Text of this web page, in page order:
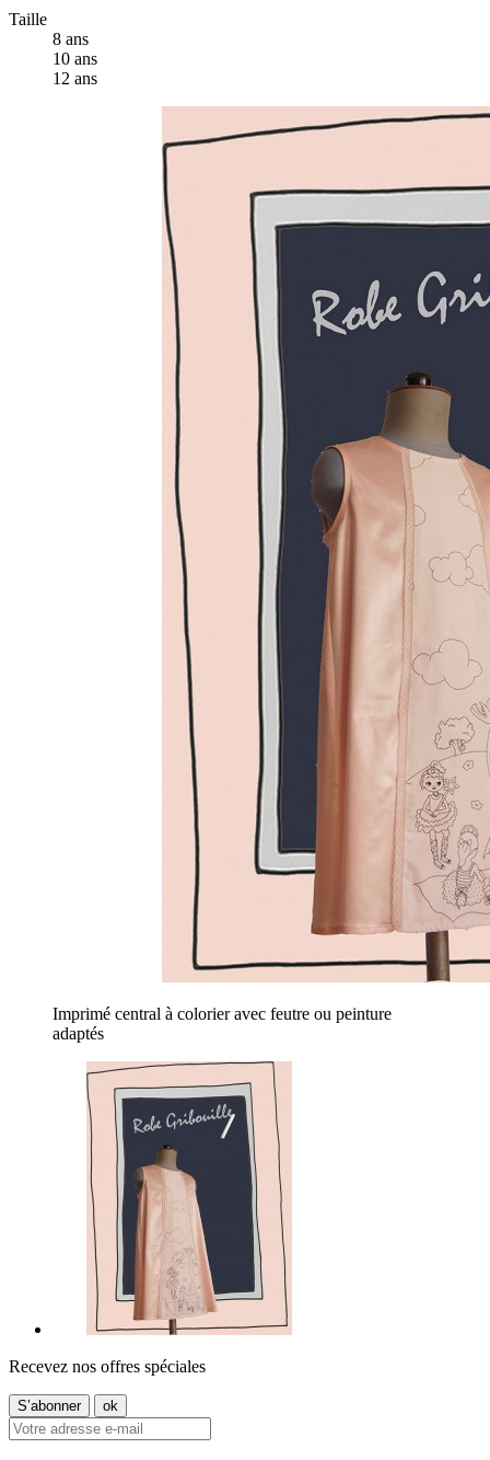
Taille
8 ans
10 ans
12 ans
Imprimé central à colorier avec feutre ou peinture
adaptés
Recevez nos offres spéciales